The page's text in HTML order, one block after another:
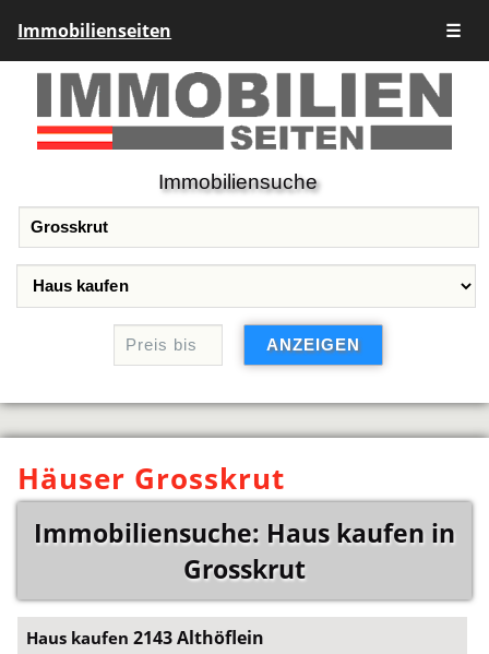
Immobilienseiten ☰
Immobiliensuche
Häuser Grosskrut
Immobiliensuche: Haus kaufen in
Grosskrut
Haus kaufen2143 Althöflein